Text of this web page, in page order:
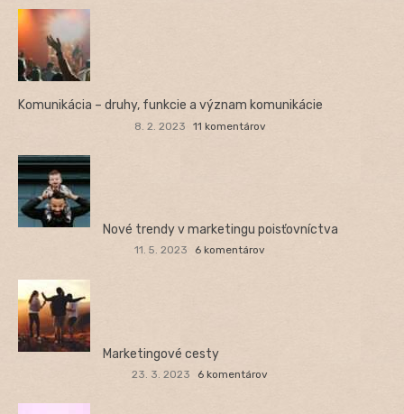
Komunikácia – druhy, funkcie a význam komunikácie
8. 2. 2023 11 komentárov
Nové trendy v marketingu poisťovníctva
11. 5. 2023 6 komentárov
Marketingové cesty
23. 3. 2023 6 komentárov